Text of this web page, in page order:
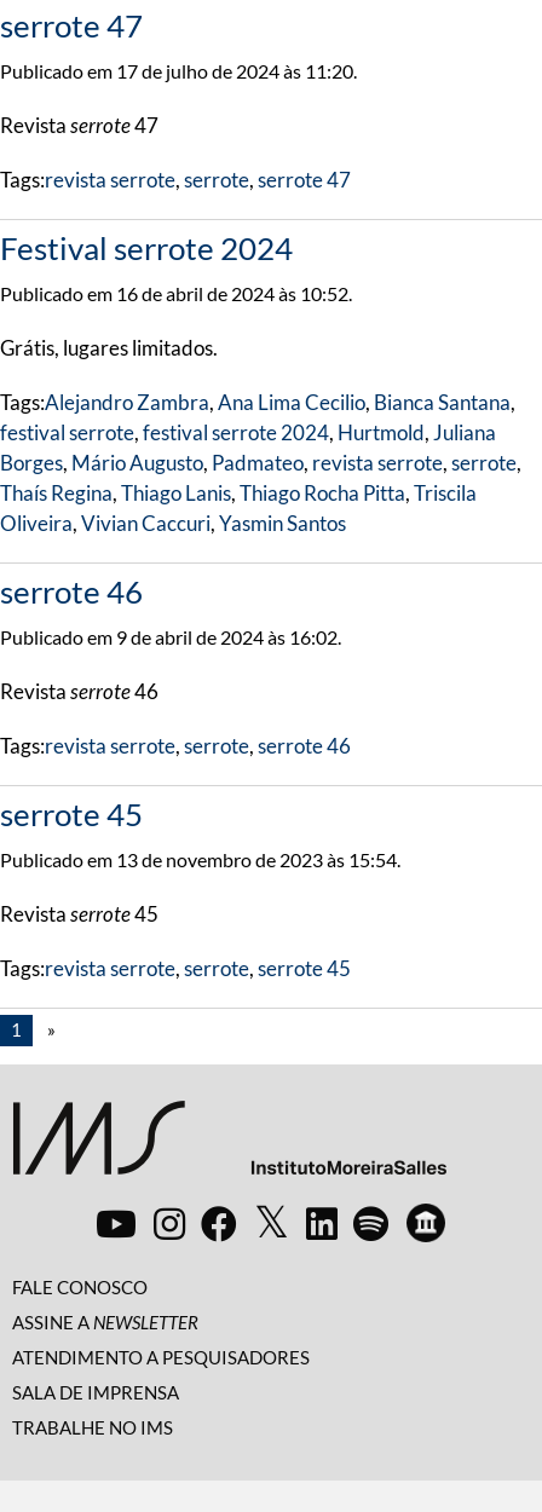
serrote 47
Publicado em 17 de julho de 2024 às 11:20.
Revistaserrote47
Tags:revista serrote,serrote,serrote 47
Festival serrote 2024
Publicado em 16 de abril de 2024 às 10:52.
Grátis, lugares limitados.
Tags:Alejandro Zambra,Ana Lima Cecilio, Bianca Santana,
festival serrote,festival serrote 2024, Hurtmold, Juliana
Borges, Mário Augusto, Padmateo, revista serrote,serrote,
Thaís Regina,Thiago Lanis,Thiago Rocha Pitta,Triscila
Oliveira,Vivian Caccuri,Yasmin Santos
serrote 46
Publicado em 9 de abril de 2024 às 16:02.
Revistaserrote46
Tags:revista serrote,serrote,serrote 46
serrote 45
Publicado em 13 de novembro de 2023 às 15:54.
Revistaserrote45
Tags:revista serrote,serrote,serrote 45
1 »
FALE CONOSCO
ASSINE A NEWSLETTER
ATENDIMENTO A PESQUISADORES
SALA DE IMPRENSA
TRABALHE NO IMS